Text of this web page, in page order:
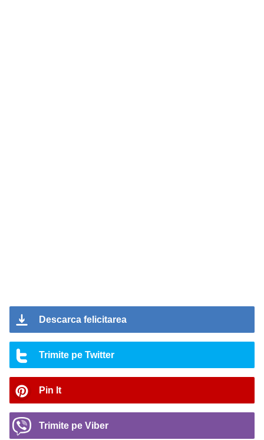
Descarca felicitarea
Trimite pe Twitter
Pin It
Trimite pe Viber